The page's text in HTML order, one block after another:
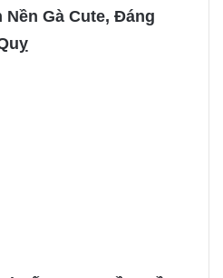
Nền Gà Cute, Đáng